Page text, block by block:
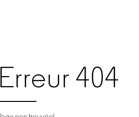
Erreur 404